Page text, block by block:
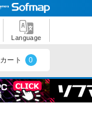
Language
カート 0